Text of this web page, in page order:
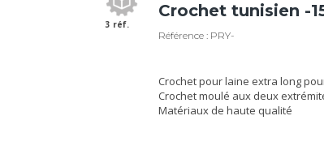
3 réf.
Crochet tunisien -
Référence : PRY-
Crochet pour laine extra long
Crochet moulé aux deux
Matériaux de haute qualité